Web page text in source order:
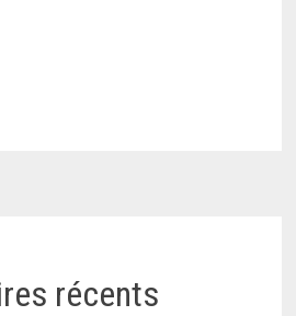
récents